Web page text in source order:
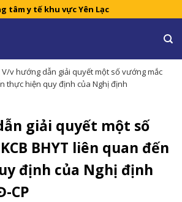
tâm y tế khu vực Yên Lạc
V/v hướng dẫn giải quyết một số vướng mắc
thực hiện quy định của Nghị định
giải quyết một số
BHYT liên quan đến
định của Nghị định
CP